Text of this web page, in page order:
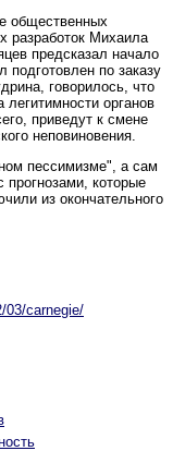
общественных
разработок Михаила
предсказал начало
по заказу
говорилось, что
органов
приведут к смене
неповиновения.
пессимизме", а сам
прогнозами, которые
из окончательного
03/carnegie/